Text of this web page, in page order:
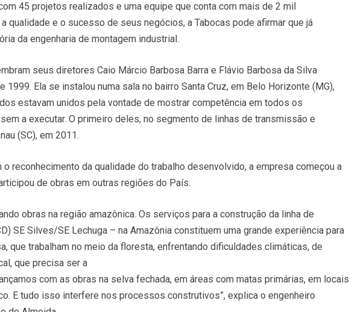
45 projetos realizados e uma equipe que conta com mais de 2 mil
qualidade e o sucesso de seus negócios, a Tabocas pode afirmar que já
da engenharia de montagem industrial.
seus diretores Caio Márcio Barbosa Barra e Flávio Barbosa da Silva
1999. Ela se instalou numa sala no bairro Santa Cruz, em Belo Horizonte (MG),
estavam unidos pela vontade de mostrar competência em todos os
a executar. O primeiro deles, no segmento de linhas de transmissão e
(SC), em 2011.
o reconhecimento da qualidade do trabalho desenvolvido, a empresa começou a
de obras em outras regiões do País.
obras na região amazônica. Os serviços para a construção da linha de
SE Silves/SE Lechuga – na Amazônia constituem uma grande experiência para
que trabalham no meio da floresta, enfrentando dificuldades climáticas, de
que precisa ser a
com as obras na selva fechada, em áreas com matas primárias, em locais
E tudo isso interfere nos processos construtivos”, explica o engenheiro